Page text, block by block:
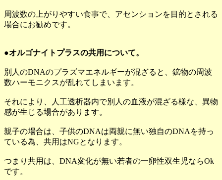
周波数の上がりやすい食事で、アセンションを目的とされる
場合にお勧めです。
●オルゴナイトプラスの共用について。
別人のDNAのプラズマエネルギーが混ざると、鉱物の周波
数ハーモニクスが乱れてしまいます。
それにより、人工透析器内で別人の血液が混ざる様な、異物
感が生じる場合があります。
親子の場合は、子供のDNAは両親に無い独自のDNAを持っ
ている為、共用はNGとなります。
つまり共用は、DNA変化が無い若者の一卵性双生児ならOk
です。